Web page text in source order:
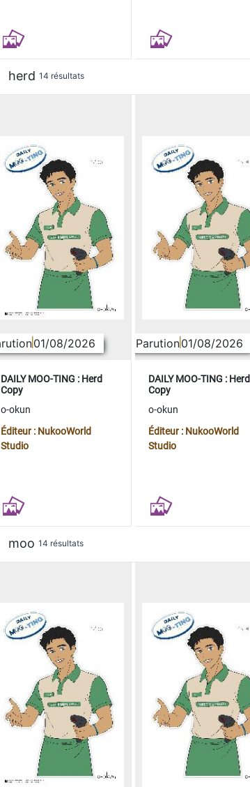
herd 14 résultats
01/08/2026
DAILY MOO-TING : Herd
Copy
o-okun
Éditeur : NukooWorld
Studio
Parution01/08/2026
DAILY MOO-TING : Herd
Copy
o-okun
Éditeur : NukooWorld
Studio
moo 14 résultats